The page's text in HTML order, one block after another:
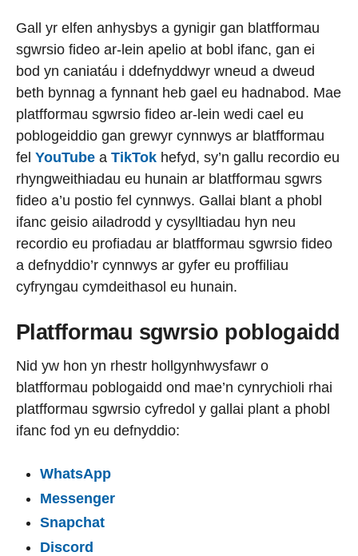
Gall yr elfen anhysbys a gynigir gan blatfformau
sgwrsio fideo ar-lein apelio at bobl ifanc, gan ei
bod yn caniatáu i ddefnyddwyr wneud a dweud
beth bynnag a fynnant heb gael eu hadnabod. Mae
platfformau sgwrsio fideo ar-lein wedi cael eu
poblogeiddio gan grewyr cynnwys ar blatfformau
fel YouTube a TikTok hefyd, sy’n gallu recordio eu
rhyngweithiadau eu hunain ar blatfformau sgwrs
fideo a’u postio fel cynnwys. Gallai blant a phobl
ifanc geisio ailadrodd y cysylltiadau hyn neu
recordio eu profiadau ar blatfformau sgwrsio fideo
a defnyddio’r cynnwys ar gyfer eu proffiliau
cyfryngau cymdeithasol eu hunain.
Platfformau sgwrsio poblogaidd
Nid yw hon yn rhestr hollgynhwysfawr o
blatfformau poblogaidd ond mae’n cynrychioli rhai
platfformau sgwrsio cyfredol y gallai plant a phobl
ifanc fod yn eu defnyddio:
WhatsApp
Messenger
Snapchat
Discord